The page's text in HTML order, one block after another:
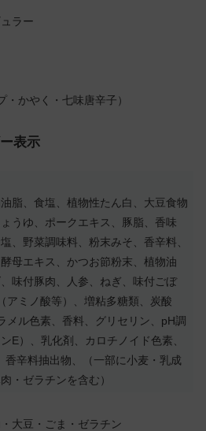
ラー
かやく・七味唐辛子）
表示
脂、食塩、植物性たん白、大豆食物
うゆ、ポークエキス、豚脂、香味
、野菜調味料、粉末みそ、香辛料、
母エキス、かつお節粉末、植物油
味付豚肉、人参、ねぎ、味付ごぼ
アミノ酸等）、増粘多糖類、炭酸
メル色素、香料、グリセリン、pH調
E）、乳化剤、カロチノイド色素、
香辛料抽出物、（一部に小麦・乳成
・ゼラチンを含む）
大豆・ごま・ゼラチン